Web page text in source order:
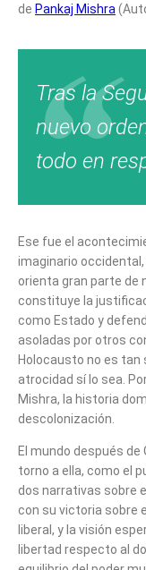
de Pankaj Mishra
Tras la
nuevo
todo en
Ese fue el
imaginario
orienta gran parte de
constituye la
como Estado y
asoladas por otros
Holocausto no es tan
atrocidad sí lo sea.
Mishra, la historia
descolonización.
El mundo después
torno a ella, como el
dos narrativas sobre
con su victoria sobre
liberal, y la visión
libertad respecto al